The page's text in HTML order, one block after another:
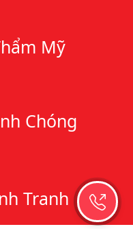
Mỹ
Chóng
Tranh